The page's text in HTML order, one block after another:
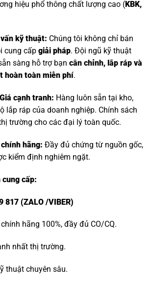
hiệu phổ thông chất lượng cao (KBK,
kỹ thuật: Chúng tôi không chỉ bán
cung cấp giải pháp. Đội ngũ kỹ thuật
sàng hỗ trợ bạn cân chỉnh, lắp ráp và
hoàn toàn miễn phí.
cạnh tranh: Hàng luôn sẵn tại kho,
lắp ráp của doanh nghiệp. Chính sách
trường cho các đại lý toàn quốc.
hãng: Đầy đủ chứng từ nguồn gốc,
kiểm định nghiêm ngặt.
cấp:
817 (ZALO /VIBER)
hãng 100%, đầy đủ CO/CQ.
nhất thị trường.
thuật chuyên sâu.